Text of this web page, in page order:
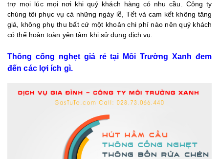
trợ mọi lúc mọi nơi khi quý khách hàng có nhu cầu. Công ty
chúng tôi phục vụ cả những ngày lễ, Tết và cam kết không tăng
giá, không phụ thu bất cứ một khoản chi phí nào nên quý khách
có thể hoàn toàn yên tâm khi sử dụng dịch vụ.
Thông cống nghẹt giá rẻ tại Môi Trường Xanh đem
đến các lợi ích gì.